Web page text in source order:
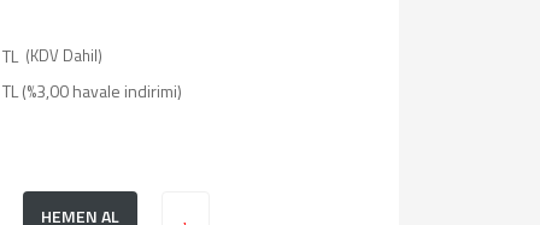
(KDV Dahil)
(%3,00 havale indirimi)
HEMEN AL